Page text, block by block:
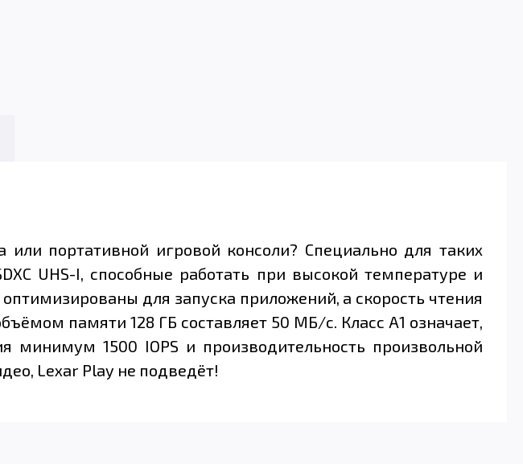
портативной игровой консоли? Специально для таких
UHS-I, способные работать при высокой температуре и
для запуска приложений, а скорость чтения
памяти 128 ГБ составляет 50 МБ/с. Класс А1 означает,
минимум 1500 IOPS и производительность произвольной
Lexar Play не подведёт!